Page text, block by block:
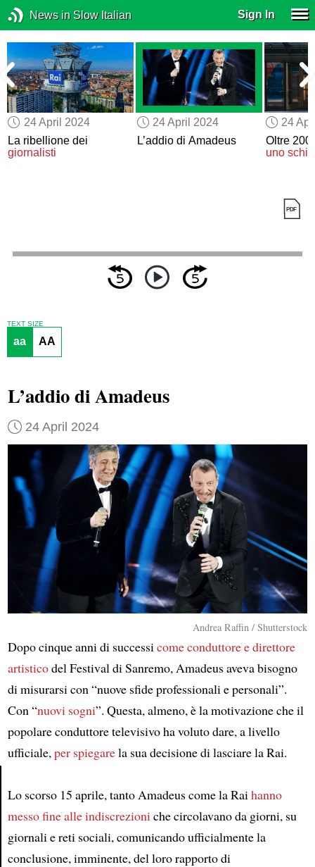
News in Slow Italian Sign In
24 April 2024
La ribellione dei
giornalisti
24 April 2024
L’addio di Amadeus
24
Oltre
uno
TEXT SIZE
aa AA
L’addio di Amadeus
24 April 2024
Andrea Raffin / Shutterstock
Dopo cinque anni di successicome conduttore e direttore
artisticodel Festival di Sanremo, Amadeus aveva bisogno
di misurarsi con “nuove sfide professionali e personali”.
Con “nuovi sogni”. Questa, almeno, è la motivazione che il
popolare conduttore televisivo ha voluto dare, a livello
ufficiale,per spiegarela sua decisione di lasciare la Rai.
Lo scorso 15 aprile, tanto Amadeus come la Raihanno
messo fine alle indiscrezioniche circolavano da giorni, su
giornali e reti sociali, comunicando ufficialmente la
conclusione, imminente, del loro rapporto di